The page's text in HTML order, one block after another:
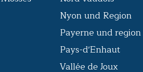
Nyon und Region
Payerne und region
Pays-d'Enhaut
Vallée de Joux